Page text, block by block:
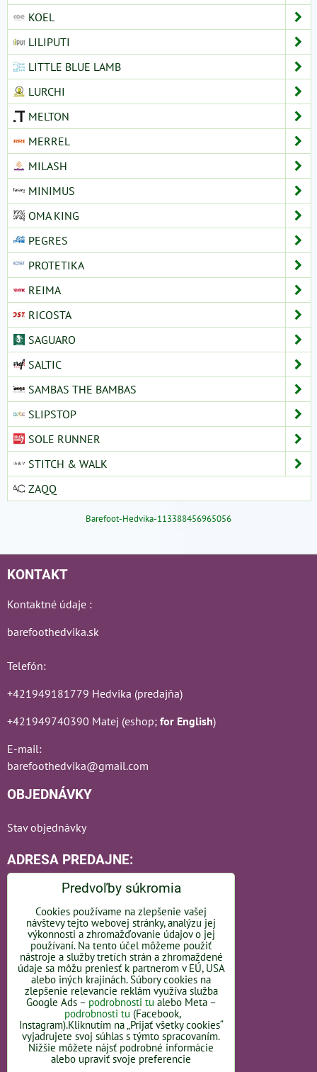
KOEL
LILIPUTI
LITTLE BLUE LAMB
LURCHI
MELTON
MERREL
MILASH
MINIMUS
OMA KING
PEGRES
PROTETIKA
REIMA
RICOSTA
SAGUARO
SALTIC
SAMBAS THE BAMBAS
SLIPSTOP
SOLE RUNNER
STITCH & WALK
ZAQQ
Barefoot-Hedvika-113388456965056
KONTAKT
Kontaktné údaje :
barefoothedvika.sk
Telefón:
+421949181779 Hedvika (predajňa)
+421949740390 Matej (eshop; for English)
E-mail:
barefoothedvika@gmail.com
OBJEDNÁVKY
Stav objednávky
ADRESA PREDAJNE:
Bratislavská 110
92101 Piešťany
Slovakia
OTVÁRACIE HODINY -LINK
Predvoľby súkromia
Cookies používame na zlepšenie vašej
návštevy tejto webovej stránky, analýzu jej
výkonnosti a zhromažďovanie údajov o jej
používaní. Na tento účel môžeme použiť
nástroje a služby tretích strán a zhromaždené
údaje sa môžu preniesť k partnerom v EÚ, USA
alebo iných krajinách. Súbory cookies na
zlepšenie relevancie reklám využíva služba
Google Ads – podrobnosti tu alebo Meta –
podrobnosti tu (Facebook,
Instagram).Kliknutím na „Prijať všetky cookies“
vyjadrujete svoj súhlas s týmto spracovaním.
Nižšie môžete nájsť podrobné informácie
alebo upraviť svoje preferencie